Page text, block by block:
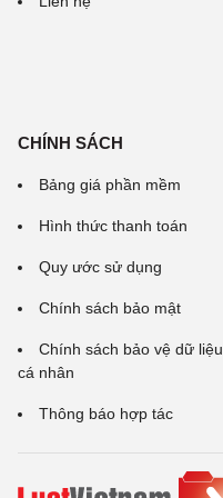
CHÍNH SÁCH
Bảng giá phần mềm
Hình thức thanh toán
Quy ước sử dụng
Chính sách bảo mật
Chính sách bảo vệ dữ liệu
cá nhân
Thông báo hợp tác